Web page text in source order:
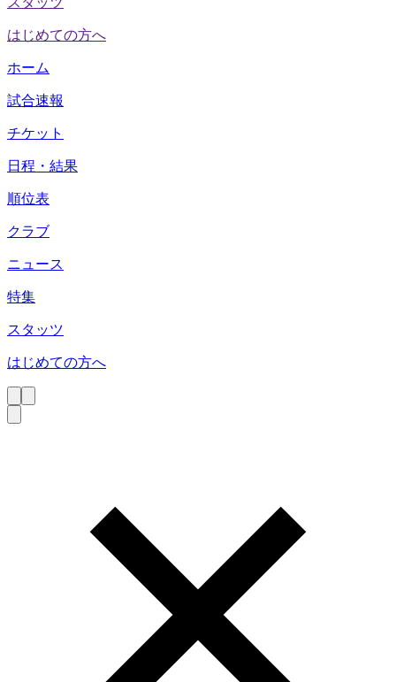
はじめての方へ
ホーム
試合速報
チケット
日程・結果
順位表
クラブ
ニュース
特集
スタッツ
はじめての方へ